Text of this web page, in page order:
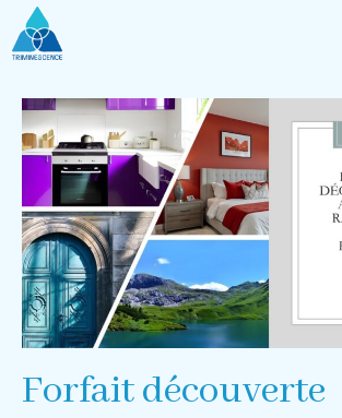
Forfait découverte